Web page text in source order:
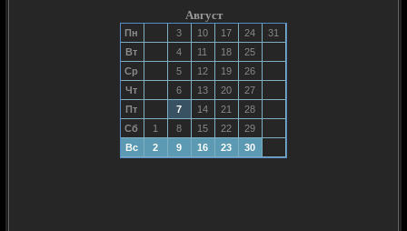
Август
Пн 3 10 17 24
31
Вт
4 11 18
25
Ср
5 12 19
26
Чт
6 13 20
27
Пт
7 14 21
28
Сб
1 8 15 22
29
Вс
2 9 16 23 30